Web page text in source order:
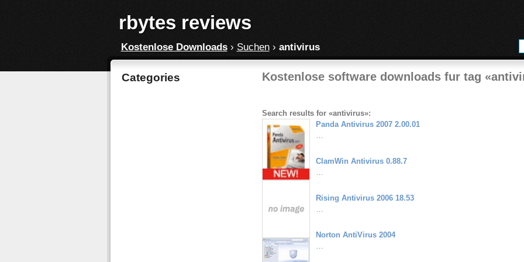
rbytes reviews
Kostenlose Downloads› Suchen› antivirus
Categories Kostenlose software downloads fur tag
Search results for «antivirus»:
Panda Antivirus 2007 2.00.01
…
ClamWin Antivirus 0.88.7
…
Rising Antivirus 2006 18.53
…
Norton AntiVirus 2004
…